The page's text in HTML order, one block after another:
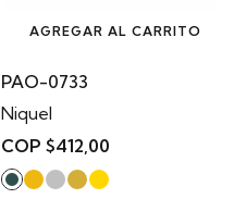
AGREGAR AL CARRITO
PAO-0733
Niquel
COP $412,00